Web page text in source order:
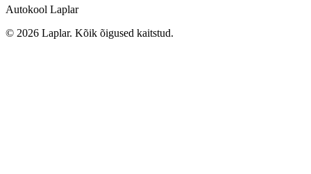
Autokool Laplar
© 2026 Laplar. Kõik õigused kaitstud.